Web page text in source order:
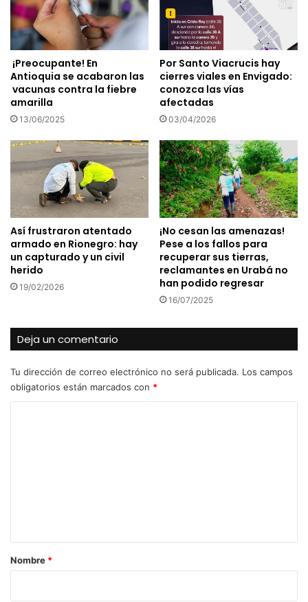
¡Preocupante! En
Antioquia se acabaron las
vacunas contra la fiebre
amarilla
13/06/2025
Por Santo Viacrucis hay
cierres viales en Envigado:
conozca las vías
afectadas
03/04/2026
Así frustraron atentado
armado en Rionegro: hay
un capturado y un civil
herido
19/02/2026
¡No cesan las amenazas!
Pese a los fallos para
recuperar sus tierras,
reclamantes en Urabá no
han podido regresar
16/07/2025
Deja un comentario
Tu dirección de correo electrónico no será publicada. Los campos
obligatorios están marcados con *
r
Nombre *